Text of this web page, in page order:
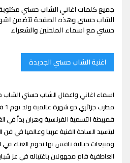
جميع كلمات اغاني الشاب حسني
الشاب حسني وهذه الصفحة تتضمن
حسني مع اسماء الملحنين والشعراء
اغنية الشاب حسني الجديدة
اسماء اغاني واعمال الشاب حسني
ليتسيد الساحة الفنية عربيا وعالميا في فن
ومبيعات خيالية نافس بها نجوم الغناء في
العاطفية قام مجهولان باغتياله في عز